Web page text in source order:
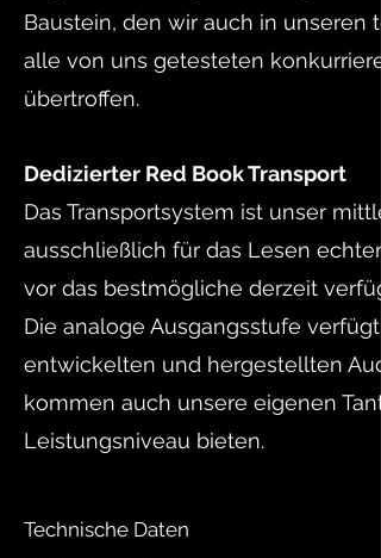
Baustein, den wir auch in unseren
alle von uns getesteten
übertroffen.
Dedizierter Red Book Transport
Das Transportsystem ist unser
ausschließlich für das Lesen
vor das bestmögliche derzeit
Die analoge Ausgangsstufe
entwickelten und hergestellten
kommen auch unsere eigenen
Leistungsniveau bieten.
Technische Daten